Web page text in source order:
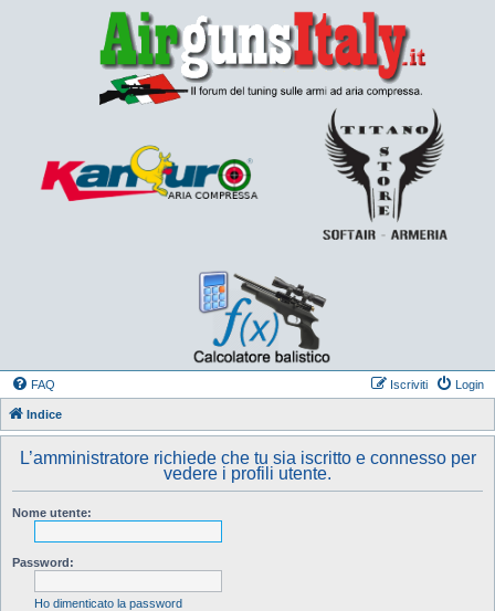
FAQ Login
Iscriviti
Indice
L’amministratore richiede che tu sia iscritto e connesso per
vedere i profili utente.
Nome utente:
Password:
Ho dimenticato la password